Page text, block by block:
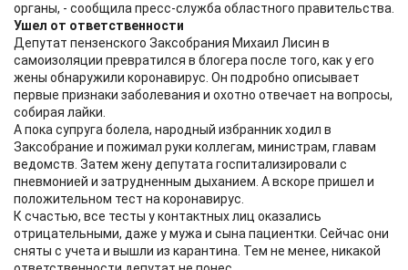
органы, - сообщила пресс-служба областного правительства.
Ушел от ответственности
Депутат пензенского Заксобрания Михаил Лисин в
самоизоляции превратился в блогера после того, как у его
жены обнаружили коронавирус. Он подробно описывает
первые признаки заболевания и охотно отвечает на вопросы,
собирая лайки.
А пока супруга болела, народный избранник ходил в
Заксобрание и пожимал руки коллегам, министрам, главам
ведомств. Затем жену депутата госпитализировали с
пневмонией и затрудненным дыханием. А вскоре пришел и
положительном тест на коронавирус.
К счастью, все тесты у контактных лиц оказались
отрицательными, даже у мужа и сына пациентки. Сейчас они
сняты с учета и вышли из карантина. Тем не менее, никакой